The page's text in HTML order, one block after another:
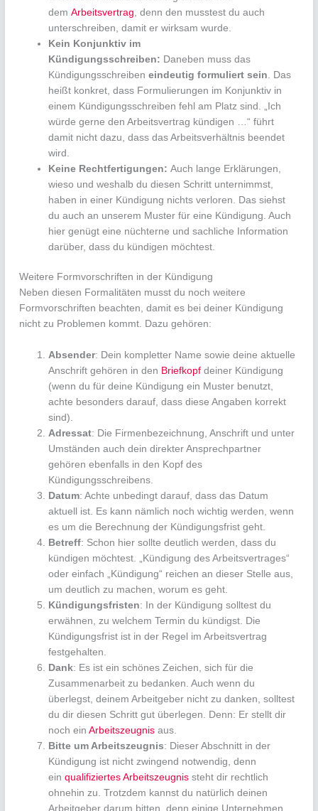
demArbeitsvertrag , denn den musstest du auch
unterschreiben, damit er wirksam wurde.
Kein Konjunktiv im
Kündigungsschreiben: Daneben muss das
Kündigungsschreibeneindeutig formuliert sein . Das
heißt konkret, dass Formulierungen im Konjunktiv in
einem Kündigungsschreiben fehl am Platz sind. „Ich
würde gerne den Arbeitsvertrag kündigen …“ führt
damit nicht dazu, dass das Arbeitsverhältnis beendet
wird.
Keine Rechtfertigungen:Auch lange Erklärungen,
wieso und weshalb du diesen Schritt unternimmst,
haben in einer Kündigung nichts verloren. Das siehst
du auch an unserem Muster für eine Kündigung. Auch
hier genügt eine nüchterne und sachliche Information
darüber, dass du kündigen möchtest.
Weitere Formvorschriften in der Kündigung
Neben diesen Formalitäten musst du noch weitere
Formvorschriften beachten, damit es bei deiner Kündigung
nicht zu Problemen kommt. Dazu gehören:
Absender: Dein kompletter Name sowie deine aktuelle
Anschrift gehören in den Briefkopf deiner Kündigung
(wenn du für deine Kündigung ein Muster benutzt,
achte besonders darauf, dass diese Angaben korrekt
sind).
Adressat: Die Firmenbezeichnung, Anschrift und unter
Umständen auch dein direkter Ansprechpartner
gehören ebenfalls in den Kopf des
Kündigungsschreibens.
Datum: Achte unbedingt darauf, dass das Datum
aktuell ist. Es kann nämlich noch wichtig werden, wenn
es um die Berechnung der Kündigungsfrist geht.
Betreff: Schon hier sollte deutlich werden, dass du
kündigen möchtest. „Kündigung des Arbeitsvertrages“
oder einfach „Kündigung“ reichen an dieser Stelle aus,
um deutlich zu machen, worum es geht.
Kündigungsfristen: In der Kündigung solltest du
erwähnen, zu welchem Termin du kündigst. Die
Kündigungsfrist ist in der Regel im Arbeitsvertrag
festgehalten.
Dank: Es ist ein schönes Zeichen, sich für die
Zusammenarbeit zu bedanken. Auch wenn du
überlegst, deinem Arbeitgeber nicht zu danken, solltest
du dir diesen Schritt gut überlegen. Denn: Er stellt dir
noch einArbeitszeugnis aus.
Bitte um Arbeitszeugnis: Dieser Abschnitt in der
Kündigung ist nicht zwingend notwendig, denn
einqualifiziertes Arbeitszeugnis steht dir rechtlich
ohnehin zu. Trotzdem kannst du natürlich deinen
Arbeitgeber darum bitten, denn einige Unternehmen